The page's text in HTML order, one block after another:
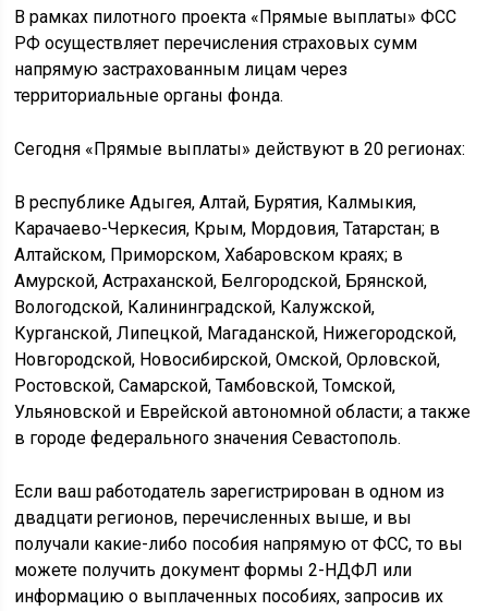
В рамках пилотного проекта «Прямые выплаты» ФСС
РФ осуществляет перечисления страховых сумм
напрямую застрахованным лицам через
территориальные органы фонда.
Сегодня «Прямые выплаты» действуют в 20 регионах:
В республике Адыгея, Алтай, Бурятия, Калмыкия,
Карачаево-Черкесия, Крым, Мордовия, Татарстан; в
Алтайском, Приморском, Хабаровском краях; в
Амурской, Астраханской, Белгородской, Брянской,
Вологодской, Калининградской, Калужской,
Курганской, Липецкой, Магаданской, Нижегородской,
Новгородской, Новосибирской, Омской, Орловской,
Ростовской, Самарской, Тамбовской, Томской,
Ульяновской и Еврейской автономной области; а также
в городе федерального значения Севастополь.
Если ваш работодатель зарегистрирован в одном из
двадцати регионов, перечисленных выше, и вы
получали какие-либо пособия напрямую от ФСС, то вы
можете получить документ формы 2-НДФЛ или
информацию о выплаченных пособиях, запросив их